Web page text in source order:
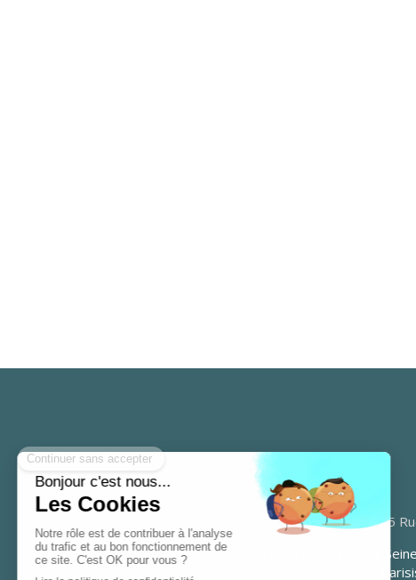
5
Chatou, Croissy sur